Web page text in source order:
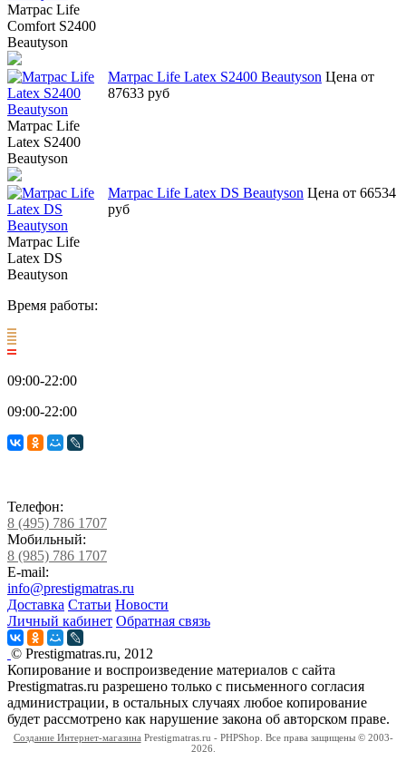
Матрас Life
Comfort S2400
Beautyson
Матрас Life
Latex S2400
Beautyson
Матрас Life Latex S2400 Beautyson Цена от
87633 руб
Матрас Life
Latex DS
Beautyson
Матрас Life Latex DS Beautyson Цена от 66534
руб
Время работы:
09:00-22:00
09:00-22:00
Телефон:
8 (495) 786 1707
Мобильный:
8 (985) 786 1707
E-mail:
info@prestigmatras.ru
Доставка Статьи Новости
Личный кабинет Обратная связь
© Prestigmatras.ru, 2012
Копирование и воспроизведение материалов с сайта
Prestigmatras.ru разрешено только с письменного согласия
администрации, в остальных случаях любое копирование
будет рассмотрено как нарушение закона об авторском праве.
Создание Интернет-магазина Prestigmatras.ru - PHPShop. Все права защищены © 2003-
2026.